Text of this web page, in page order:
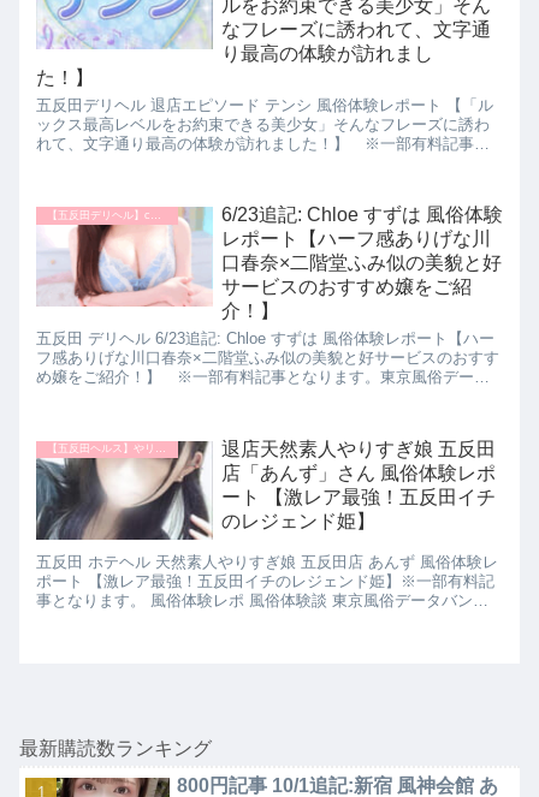
ルをお約束できる美少女」そん
なフレーズに誘われて、文字通
り最高の体験が訪れまし
た！】
五反田デリヘル 退店エピソード テンシ 風俗体験レポート 【「ル
ックス最高レベルをお約束できる美少女」そんなフレーズに誘わ
れて、文字通り最高の体験が訪れました！】 ※一部有料記事で
【五反田デリヘル】chloe
6/23追記: Chloe すずは 風俗体験
レポート【ハーフ感ありげな川
口春奈×二階堂ふみ似の美貌と好
サービスのおすすめ嬢をご紹
介！】
五反田 デリヘル 6/23追記: Chloe すずは 風俗体験レポート【ハー
フ感ありげな川口春奈×二階堂ふみ似の美貌と好サービスのおすす
め嬢をご紹介！】 ※一部有料記事となります。東京風俗データ
【五反田ヘルス】やリサー五反田
退店天然素人やりすぎ娘 五反田
店「あんず」さん 風俗体験レポ
ート 【激レア最強！五反田イチ
のレジェンド姫】
五反田 ホテヘル 天然素人やりすぎ娘 五反田店 あんず 風俗体験レ
ポート 【激レア最強！五反田イチのレジェンド姫】※一部有料記
事となります。 風俗体験レポ 風俗体験談 東京風俗データバンク
最新購読数ランキング
800円記事 10/1追記:新宿 風神会館 あ